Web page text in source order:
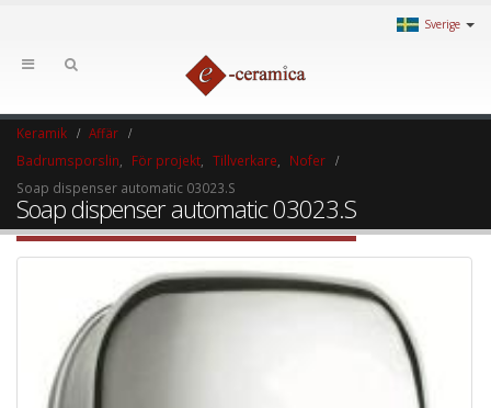
Sverige
Keramik
Affär
Badrumsporslin
För projekt Tillverkare
Nofer
Soap dispenser automatic 03023.S
Soap dispenser automatic 03023.S